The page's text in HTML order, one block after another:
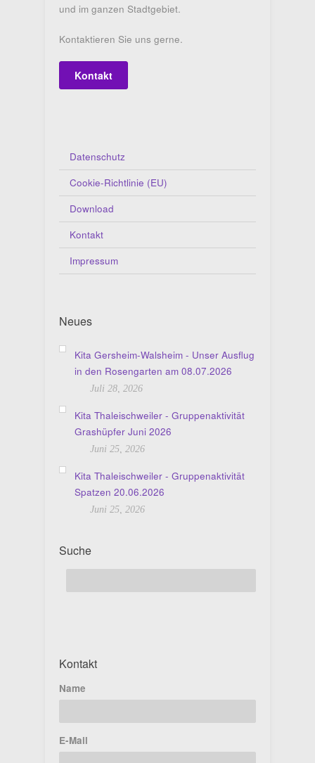
und im ganzen Stadtgebiet.
Kontaktieren Sie uns gerne.
Kontakt
Datenschutz
Cookie-Richtlinie (EU)
Download
Kontakt
Impressum
Neues
Kita Gersheim-Walsheim - Unser Ausflug
in den Rosengarten am 08.07.2026
Juli 28, 2026
Kita Thaleischweiler - Gruppenaktivität
Grashüpfer Juni 2026
Juni 25, 2026
Kita Thaleischweiler - Gruppenaktivität
Spatzen 20.06.2026
Juni 25, 2026
Suche
Kontakt
Name
E-Mail